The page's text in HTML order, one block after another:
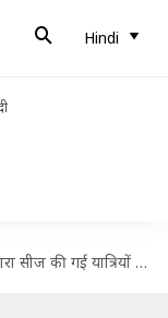
Hindi
से भरी बस को पुलिस ने किया बरामद